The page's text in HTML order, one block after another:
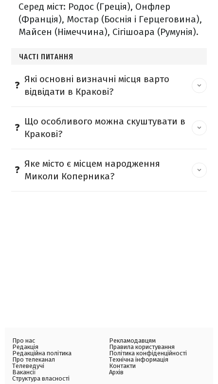
Серед міст: Родос (Греція), Онфлер
(Франція), Мостар (Боснія і Герцеговина),
Майсен (Німеччина), Сігішоара (Румунія).
ЧАСТІ ПИТАННЯ
Які основні визначні місця варто
відвідати в Кракові?
Що особливого можна скуштувати в
Кракові?
Яке місто є місцем народження
Миколи Коперника?
Про нас
Редакція
Редакційна політика
Про телеканал
Телеведучі
Вакансії
Структура власності
Рекламодавцям
Правила користування
Політика конфіденційності
Технічна інформація
Контакти
Архів